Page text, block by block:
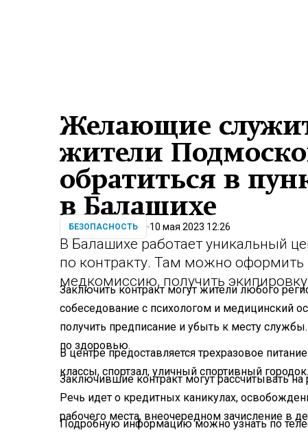
Желающие
жители
обратиться в
в Балашихе
БЕЗОПАСНОСТЬ 10 мая 2023 12:26
В Балашихе работает уникальный
по контракту. Там можно
медкомиссию, получить
Заключить контракт могут жители любого
собеседование с психологом и медицинский
получить предписание и убыть к месту
по здоровью.
В центре предоставляется трехразовое
классы, спортзал, уличный спортивный городок.
Заключившие контракт могут рассчитывать
Речь идет о кредитных каникулах,
рабочего места, внеочередном зачисление в
Подробную информацию можно узнать по